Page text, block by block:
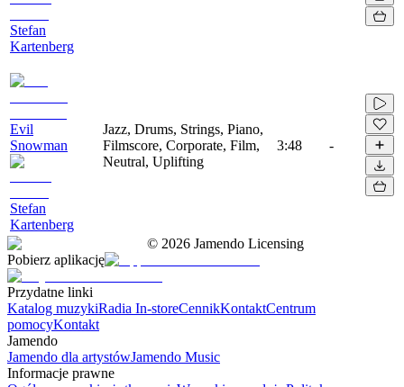
Stefan
Kartenberg
Evil
Snowman
Stefan
Kartenberg
Jazz, Drums, Strings, Piano,
Filmscore, Corporate, Film,
Neutral, Uplifting
3:48 -
© 2026 Jamendo Licensing
Pobierz aplikację
Przydatne linki
Katalog muzykiRadia In-storeCennikKontaktCentrum
pomocyKontakt
Jamendo
Jamendo dla artystówJamendo Music
Informacje prawne